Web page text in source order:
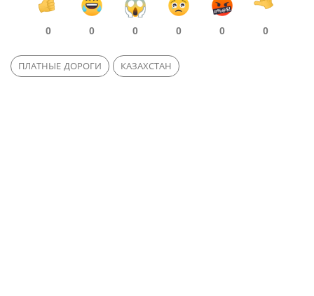
0 0 0 0 0 0
ПЛАТНЫЕ ДОРОГИ КАЗАХСТАН